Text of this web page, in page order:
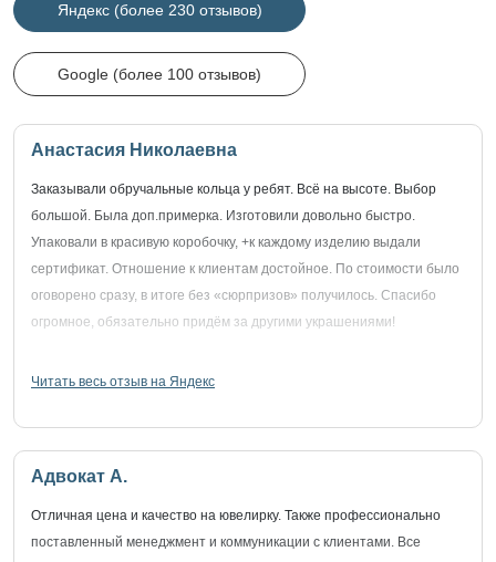
Яндекс (более 230 отзывов)
Google (более 100 отзывов)
Анастасия Николаевна
Заказывали обручальные кольца у ребят. Всё на высоте. Выбор
большой. Была доп.примерка. Изготовили довольно быстро.
Упаковали в красивую коробочку, +к каждому изделию выдали
сертификат. Отношение к клиентам достойное. По стоимости было
оговорено сразу, в итоге без «сюрпризов» получилось. Спасибо
огромное, обязательно придём за другими украшениями!
Читать весь отзыв на Яндекс
Адвокат А.
Отличная цена и качество на ювелирку. Также профессионально
поставленный менеджмент и коммуникации с клиентами. Все